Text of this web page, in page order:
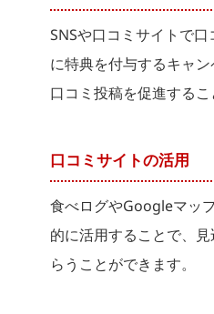
SNSや口コミサイトで
に特典を付与するキャン
口コミ投稿を促進するこ
口コミサイトの活用
食べログやGoogleマッ
的に活用することで、
らうことができます。